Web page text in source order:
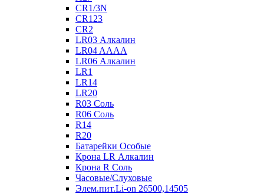
CR1/3N
CR123
CR2
LR03 Алкалин
LR04 AAAA
LR06 Алкалин
LR1
LR14
LR20
R03 Соль
R06 Соль
R14
R20
Батарейки Особые
Крона LR Алкалин
Крона R Соль
Часовые/Слуховые
Элем.пит.Li-on 26500,14505